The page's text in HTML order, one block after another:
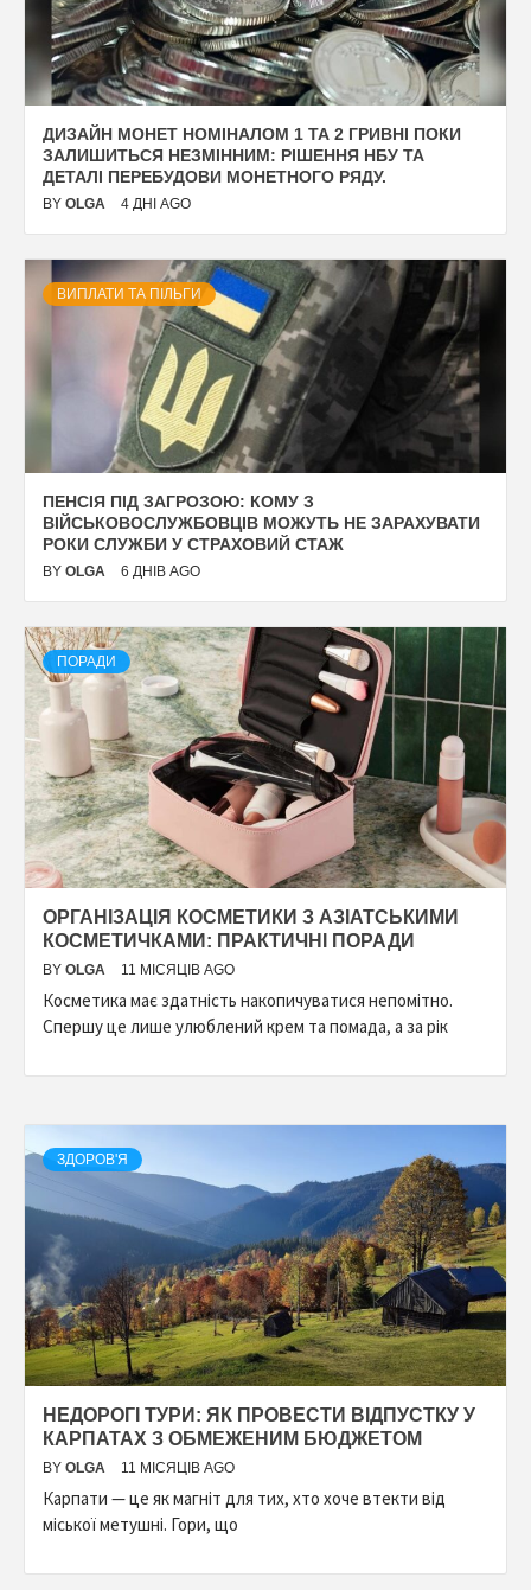
ДИЗАЙН МОНЕТ НОМІНАЛОМ 1 ТА 2 ГРИВНІ ПОКИ
ЗАЛИШИТЬСЯ НЕЗМІННИМ: РІШЕННЯ НБУ ТА
ДЕТАЛІ ПЕРЕБУДОВИ МОНЕТНОГО РЯДУ.
BY OLGA 4 ДНІ AGO
ВИПЛАТИ ТА ПІЛЬГИ
ПЕНСІЯ ПІД ЗАГРОЗОЮ: КОМУ З
ВІЙСЬКОВОСЛУЖБОВЦІВ МОЖУТЬ НЕ ЗАРАХУВАТИ
РОКИ СЛУЖБИ У СТРАХОВИЙ СТАЖ
BY OLGA 6 ДНІВ AGO
ПОРАДИ
ОРГАНІЗАЦІЯ КОСМЕТИКИ З АЗІАТСЬКИМИ
КОСМЕТИЧКАМИ: ПРАКТИЧНІ ПОРАДИ
BY OLGA 11 МІСЯЦІВ AGO
Косметика має здатність накопичуватися непомітно.
Спершу це лише улюблений крем та помада, а за рік
ЗДОРОВ'Я
НЕДОРОГІ ТУРИ: ЯК ПРОВЕСТИ ВІДПУСТКУ У
КАРПАТАХ З ОБМЕЖЕНИМ БЮДЖЕТОМ
BY OLGA 11 МІСЯЦІВ AGO
Карпати — це як магніт для тих, хто хоче втекти від
міської метушні. Гори, що